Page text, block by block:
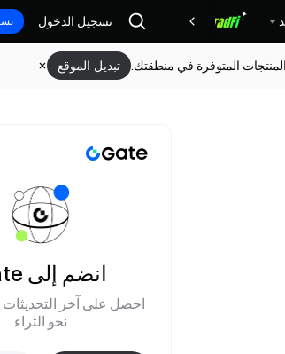
مكافآتتسجيل الدخول
المتوفرة في منطقتك. تبديل الموقع
انضم إلى Gate
احصل على آخر التحديثات
نحو الثراء